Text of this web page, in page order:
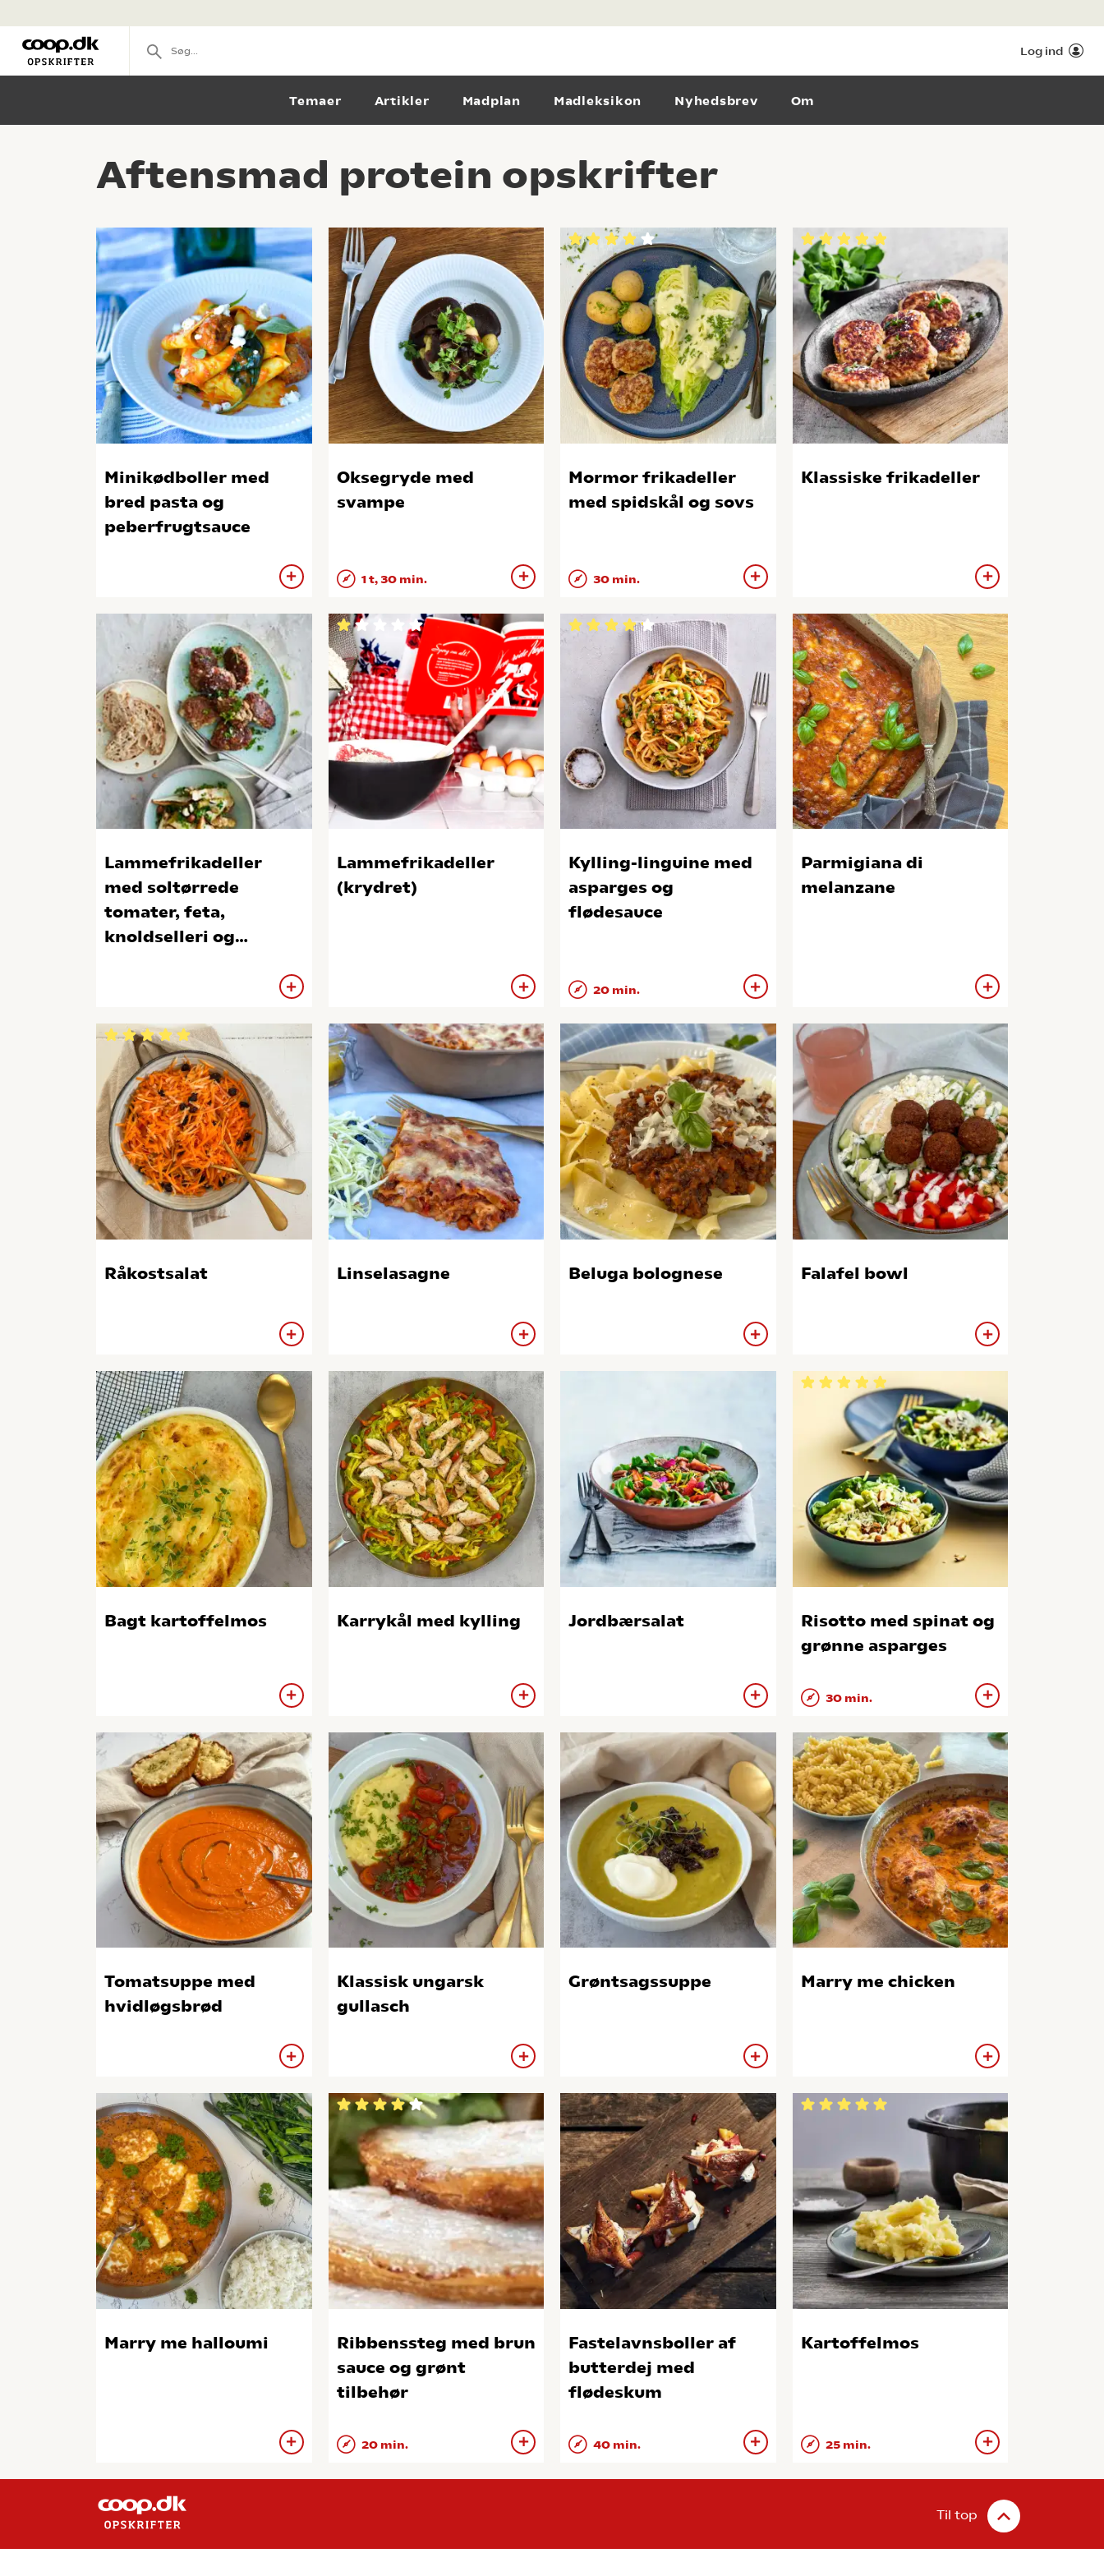
Log ind
Temaer Artikler Madplan Madleksikon Nyhedsbrev Om
Aftensmad protein opskrifter
Minikødboller med
bred pasta og
peberfrugtsauce
Oksegryde med
svampe
1 t, 30 min.
Mormor frikadeller
med spidskål og sovs
30 min.
Klassiske frikadeller
Lammefrikadeller
med soltørrede
tomater, feta,
knoldselleri og
Lammefrikadeller
(krydret)
Kylling-linguine med
asparges og
flødesauce
20 min.
Parmigiana di
melanzane
Råkostsalat Linselasagne Beluga bolognese Falafel bowl
Bagt kartoffelmos Karrykål med kylling Jordbærsalat
Risotto med spinat og
grønne asparges
30 min.
Tomatsuppe med
hvidløgsbrød
Klassisk ungarsk
gullasch
Grøntsagssuppe Marry me chicken
Marry me halloumi
Ribbenssteg med brun
sauce og grønt
tilbehør
20 min.
Fastelavnsboller af
butterdej med
flødeskum
40 min.
Kartoffelmos
25 min.
Til top